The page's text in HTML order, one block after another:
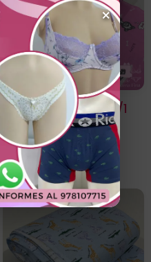
Algodón Jersey 30/1
Estampado Diseño
Sleepy
×